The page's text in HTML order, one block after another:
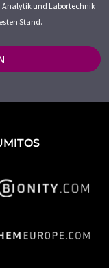
Analytik und Labortechnik
Stand.